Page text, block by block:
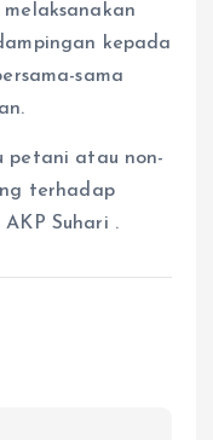
kepada
sama
petani atau non-
terhadap
Suhari .